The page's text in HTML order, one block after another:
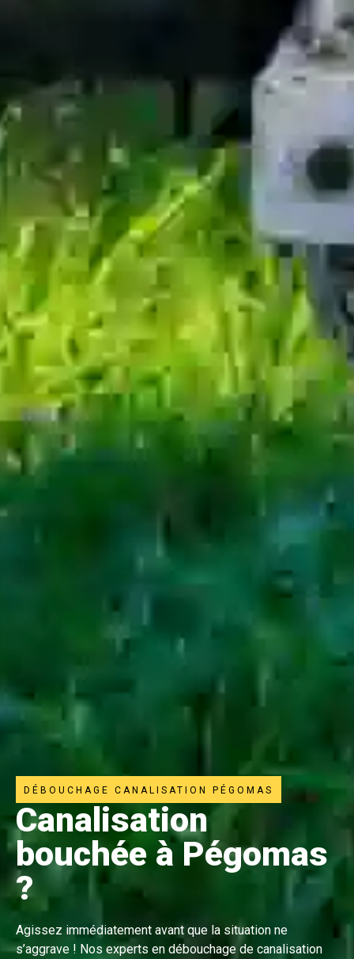
DÉBOUCHAGE CANALISATION PÉGOMAS
Canalisation
bouchée à Pégomas
?
Agissez immédiatement avant que la situation ne
s’aggrave ! Nos experts en débouchage de canalisation